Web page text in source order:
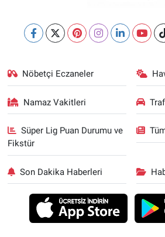
Nöbetçi Eczaneler
Namaz Vakitleri
Süper Lig Puan Durumu ve
Fikstür
Son Dakika Haberleri